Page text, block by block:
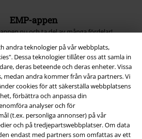
andra teknologier på vår webbplats,
Dessa teknologier tillåter oss att samla in
deras beteende och deras enheter. Vissa
medan andra kommer från våra partners. Vi
cookies för att säkerställa webbplatsens
förbättra och anpassa din
analyser och för
(t.ex. personliga annonser) på vår
och på tredjepartswebbplatser. Om data
endast med partners som omfattas av ett
EMP-appen
nu och ta del av många fördelar!
Music Group Company